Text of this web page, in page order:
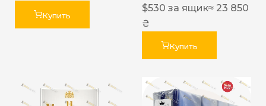
Купить
$530 за ящик≈ 23 850
₴
Купить